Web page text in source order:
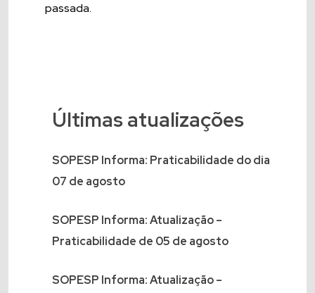
passada.
Últimas atualizações
SOPESP Informa: Praticabilidade do dia
07 de agosto
SOPESP Informa: Atualização –
Praticabilidade de 05 de agosto
SOPESP Informa: Atualização –